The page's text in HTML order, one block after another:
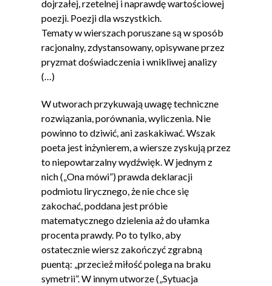
dojrzałej, rzetelnej i naprawdę wartościowej
poezji. Poezji dla wszystkich.
Tematy w wierszach poruszane są w sposób
racjonalny, zdystansowany, opisywane przez
pryzmat doświadczenia i wnikliwej analizy
(…)
W utworach przykuwają uwagę techniczne
rozwiązania, porównania, wyliczenia. Nie
powinno to dziwić, ani zaskakiwać. Wszak
poeta jest inżynierem, a wiersze zyskują przez
to niepowtarzalny wydźwięk. W jednym z
nich („Ona mówi”) prawda deklaracji
podmiotu lirycznego, że nie chce się
zakochać, poddana jest próbie
matematycznego dzielenia aż do ułamka
procenta prawdy. Po to tylko, aby
ostatecznie wiersz zakończyć zgrabną
puentą: „przecież miłość polega na braku
symetrii”. W innym utworze („Sytuacja